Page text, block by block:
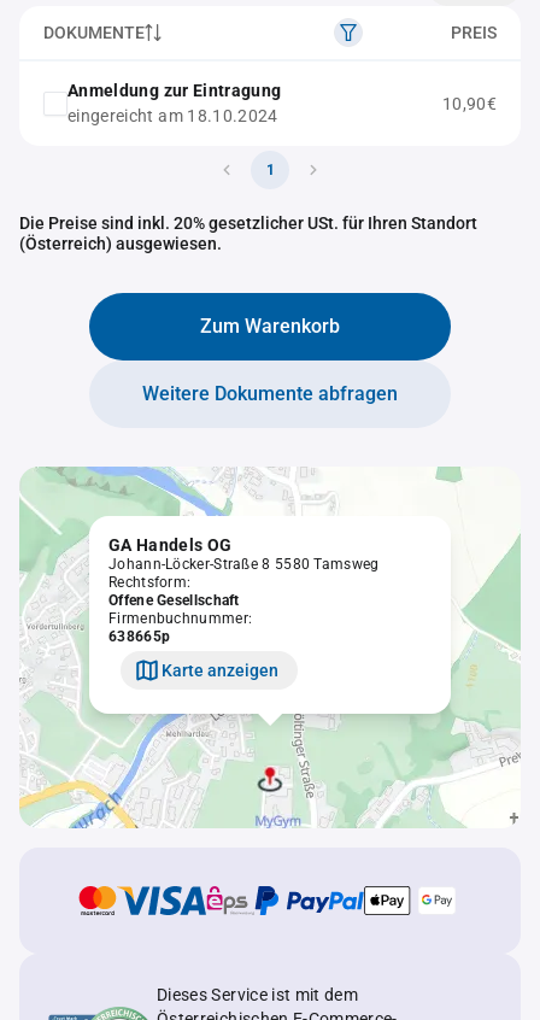
DOKUMENTE PREIS
Anmeldung zur Eintragung
eingereicht am 18.10.2024
10,90€
1
Die Preise sind inkl. 20% gesetzlicher USt. für Ihren Standort
(Österreich) ausgewiesen.
Zum Warenkorb
Weitere Dokumente abfragen
GA Handels OG
Johann-Löcker-Straße 8 5580 Tamsweg
Rechtsform:
Offene Gesellschaft
Firmenbuchnummer:
638665p
Karte anzeigen
Dieses Service ist mit dem